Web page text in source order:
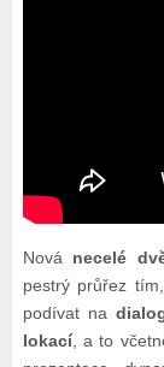
Nová necelé
pestrý průřez
podívat na
lokací, a to